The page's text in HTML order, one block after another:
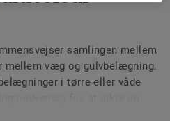
samlingen mellem
mellem væg og gulvbelægning.
i tørre eller våde
for at få en korrekt